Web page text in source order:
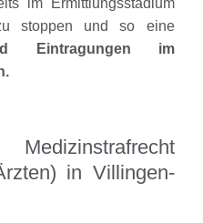
im Ermittlungsstadium
stoppen und so eine
Eintragungen im
in Villingen-